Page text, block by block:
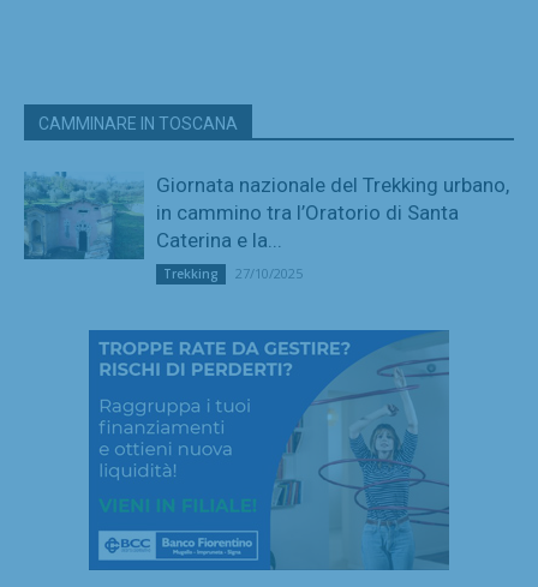
CAMMINARE IN TOSCANA
Giornata nazionale del Trekking urbano,
in cammino tra l’Oratorio di Santa
Caterina e la...
Trekking 27/10/2025